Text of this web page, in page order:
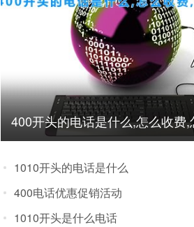
400开头的电话是什么,怎么收费,
请?
1010开头的电话是什么
400电话优惠促销活动
1010开头是什么电话